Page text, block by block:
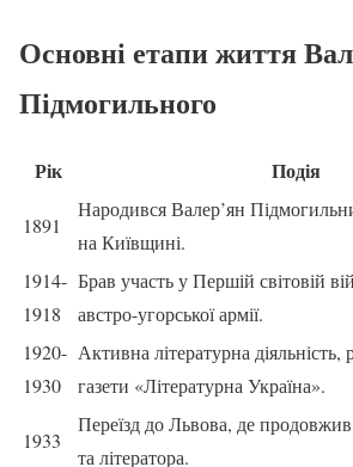
Основні етапи життя
Підмогильного
Рік Подія
1891
Народився Валер’ян
на Київщині.
1914-
1918
Брав участь у Першій світовій
австро-угорської армії.
1920-
1930
Активна літературна діяльність,
газети «Літературна Україна».
1933
Переїзд до Львова, де
та літератора.